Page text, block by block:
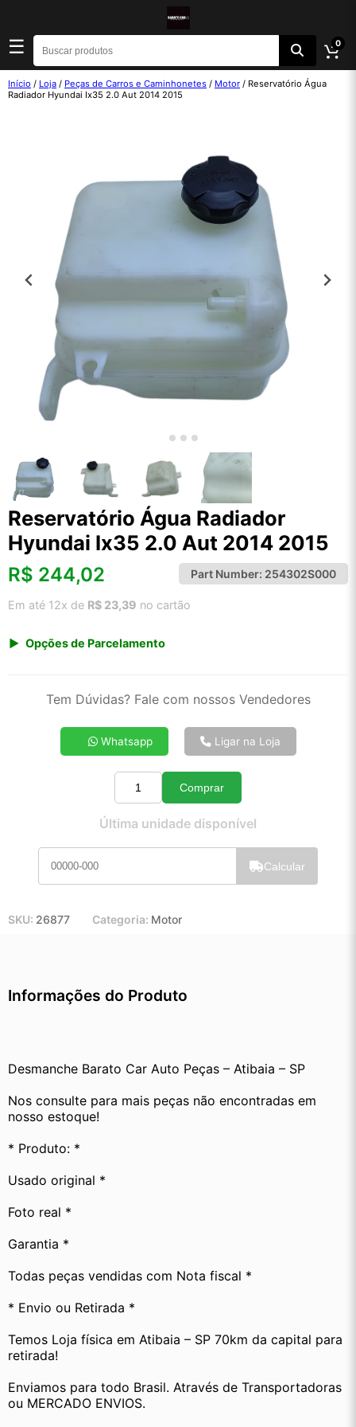
☰ 0
Início / Loja / Peças de Carros e Caminhonetes / Motor / Reservatório Água
Radiador Hyundai Ix35 2.0 Aut 2014 2015
Reservatório Água Radiador
Hyundai Ix35 2.0 Aut 2014 2015
R$ 244,02 Part Number: 254302S000
Em até 12x de R$ 23,39 no cartão
Opções de Parcelamento
2x de R$ 130,79
4x de R$ 66,34
5x de R$ 53,44
10x de R$ 27,65
11x de R$ 25,40
Tem Dúvidas? Fale com nossos Vendedores
Whatsapp Ligar na Loja
Quantidade
Comprar
Última unidade disponível
Calcular
SKU: 26877 Categoria: Motor
Informações do Produto
Desmanche Barato Car Auto Peças – Atibaia – SP
Nos consulte para mais peças não encontradas em
nosso estoque!
* Produto: *
Usado original *
Foto real *
Garantia *
Todas peças vendidas com Nota fiscal *
* Envio ou Retirada *
Temos Loja física em Atibaia – SP 70km da capital para
retirada!
Enviamos para todo Brasil. Através de Transportadoras
ou MERCADO ENVIOS.